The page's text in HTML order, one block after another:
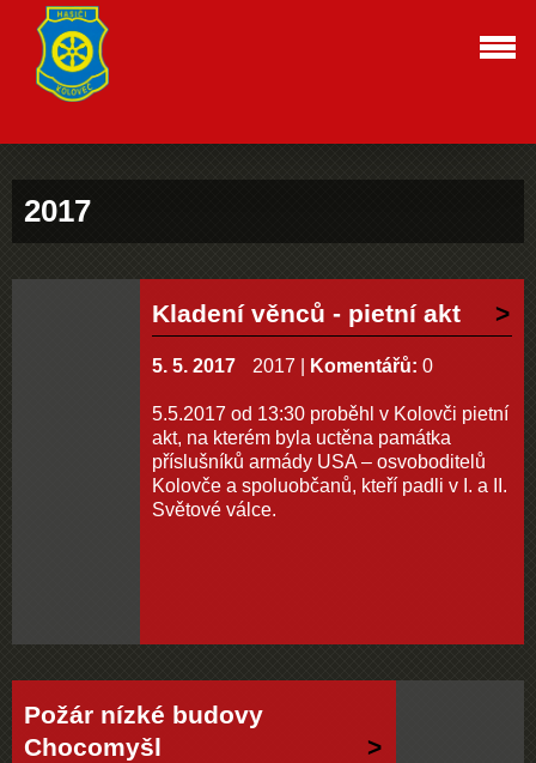
2017
Kladení věnců - pietní akt
5. 5. 2017 2017 Komentářů: 0
5.5.2017 od 13:30 proběhl v Kolovči pietní
akt, na kterém byla uctěna památka
příslušníků armády USA – osvoboditelů
Kolovče a spoluobčanů, kteří padli v I. a II.
Světové válce.
Požár nízké budovy
Chocomyšl